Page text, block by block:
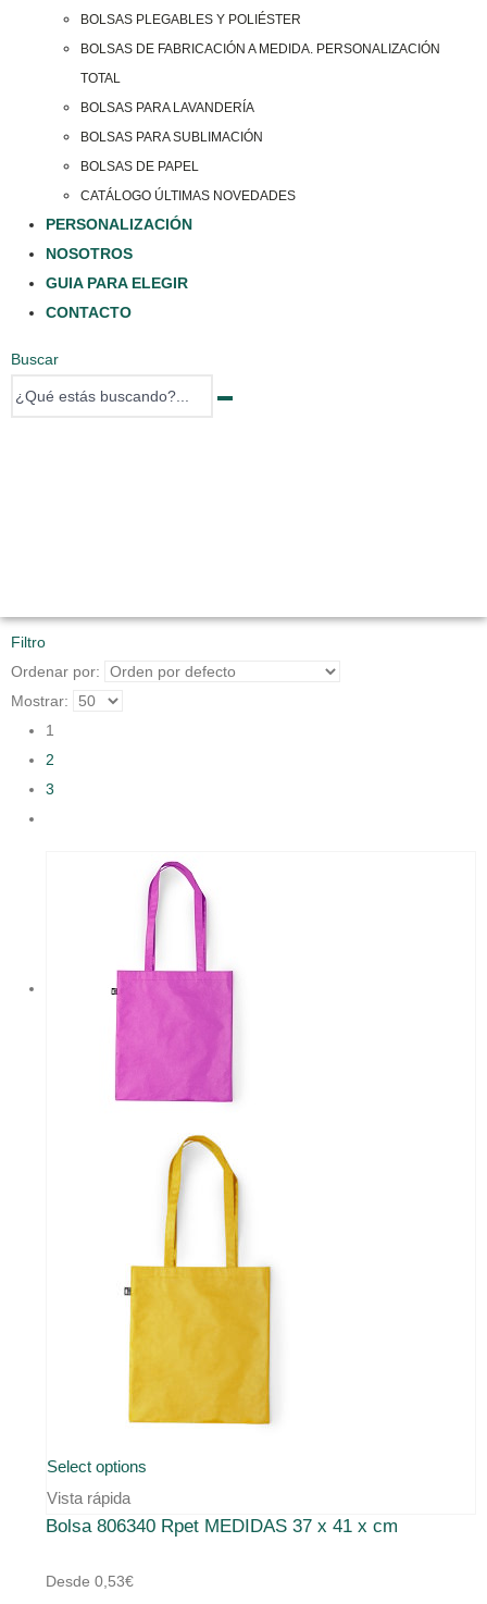
BOLSAS PLEGABLES Y POLIÉSTER
BOLSAS DE FABRICACIÓN A MEDIDA. PERSONALIZACIÓN
TOTAL
BOLSAS PARA LAVANDERÍA
BOLSAS PARA SUBLIMACIÓN
BOLSAS DE PAPEL
CATÁLOGO ÚLTIMAS NOVEDADES
PERSONALIZACIÓN
NOSOTROS
GUIA PARA ELEGIR
CONTACTO
Buscar
Filtro
Ordenar por:
Mostrar:
1
2
3
Select options
tiene
Vista rápida
Bolsa 806340 Rpet MEDIDAS 37 x 41 x cm
Desde 0,53€